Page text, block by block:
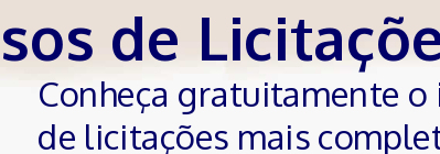
de
Conheça gratuitamente
de licitações mais